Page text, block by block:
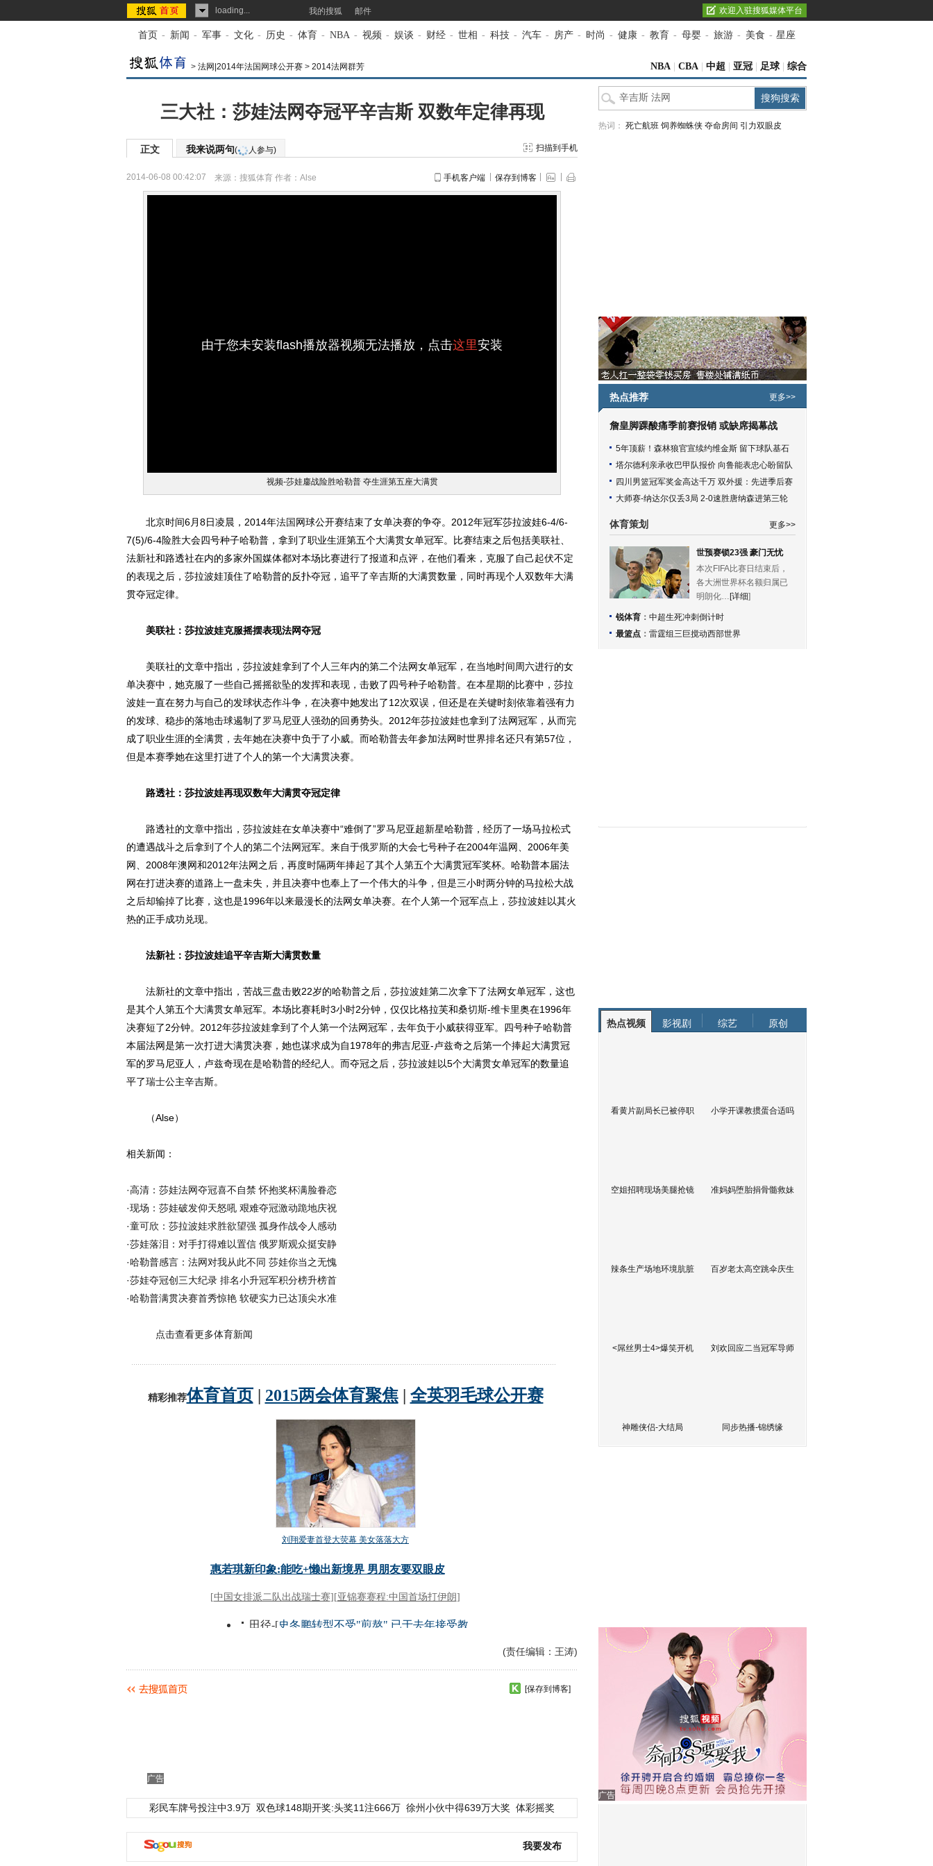
loading... 我的搜狐 邮件 欢迎入驻搜狐媒体平台
首页 - 新闻 - 军事 - 文化 - 历史 - 体育 - NBA - 视频 - 娱谈 - 财经 - 世相 - 科技 - 汽车 - 房产 - 时尚 - 健康 - 教育 - 母婴 - 旅游 - 美食 - 星座
> 法网|2014年法国网球公开赛 > 2014法网群芳 NBA CBA 中超 亚冠 足球 综合
三大社：莎娃法网夺冠平辛吉斯 双数年定律再现
正文 我来说两句( 人参与) 扫描到手机
2014-06-08 00:42:07 来源： 搜狐体育 作者：Alse 手机客户端 保存到博客
由于您未安装flash播放器视频无法播放，点击这里安装
视频-莎娃鏖战险胜哈勒普 夺生涯第五座大满贯
北京时间6月8日凌晨，2014年法国网球公开赛结束了女单决赛的争夺。2012年冠军莎拉波娃6-4/6-
7(5)/6-4险胜大会四号种子哈勒普，拿到了职业生涯第五个大满贯女单冠军。比赛结束之后包括美联社、
法新社和路透社在内的多家外国媒体都对本场比赛进行了报道和点评，在他们看来，克服了自己起伏不定
的表现之后，莎拉波娃顶住了哈勒普的反扑夺冠，追平了辛吉斯的大满贯数量，同时再现个人双数年大满
贯夺冠定律。
美联社：莎拉波娃克服摇摆表现法网夺冠
美联社的文章中指出，莎拉波娃拿到了个人三年内的第二个法网女单冠军，在当地时间周六进行的女
单决赛中，她克服了一些自己摇摇欲坠的发挥和表现，击败了四号种子哈勒普。在本星期的比赛中，莎拉
波娃一直在努力与自己的发球状态作斗争，在决赛中她发出了12次双误，但还是在关键时刻依靠着强有力
的发球、稳步的落地击球遏制了罗马尼亚人强劲的回勇势头。2012年莎拉波娃也拿到了法网冠军，从而完
成了职业生涯的全满贯，去年她在决赛中负于了小威。而哈勒普去年参加法网时世界排名还只有第57位，
但是本赛季她在这里打进了个人的第一个大满贯决赛。
路透社：莎拉波娃再现双数年大满贯夺冠定律
路透社的文章中指出，莎拉波娃在女单决赛中“难倒了”罗马尼亚超新星哈勒普，经历了一场马拉松式
的遭遇战斗之后拿到了个人的第二个法网冠军。来自于俄罗斯的大会七号种子在2004年温网、2006年美
网、2008年澳网和2012年法网之后，再度时隔两年捧起了其个人第五个大满贯冠军奖杯。哈勒普本届法
网在打进决赛的道路上一盘未失，并且决赛中也奉上了一个伟大的斗争，但是三小时两分钟的马拉松大战
之后却输掉了比赛，这也是1996年以来最漫长的法网女单决赛。在个人第一个冠军点上，莎拉波娃以其火
热的正手成功兑现。
法新社：莎拉波娃追平辛吉斯大满贯数量
法新社的文章中指出，苦战三盘击败22岁的哈勒普之后，莎拉波娃第二次拿下了法网女单冠军，这也
是其个人第五个大满贯女单冠军。本场比赛耗时3小时2分钟，仅仅比格拉芙和桑切斯-维卡里奥在1996年
决赛短了2分钟。2012年莎拉波娃拿到了个人第一个法网冠军，去年负于小威获得亚军。四号种子哈勒普
本届法网是第一次打进大满贯决赛，她也谋求成为自1978年的弗吉尼亚-卢兹奇之后第一个捧起大满贯冠
军的罗马尼亚人，卢兹奇现在是哈勒普的经纪人。而夺冠之后，莎拉波娃以5个大满贯女单冠军的数量追
平了瑞士公主辛吉斯。
（Alse）
相关新闻：
·高清：莎娃法网夺冠喜不自禁 怀抱奖杯满脸眷恋
·现场：莎娃破发仰天怒吼 艰难夺冠激动跪地庆祝
·童可欣：莎拉波娃求胜欲望强 孤身作战令人感动
·莎娃落泪：对手打得难以置信 俄罗斯观众挺安静
·哈勒普感言：法网对我从此不同 莎娃你当之无愧
·莎娃夺冠创三大纪录 排名小升冠军积分榜升榜首
·哈勒普满贯决赛首秀惊艳 软硬实力已达顶尖水准
点击查看更多体育新闻
(责任编辑：王涛)
[保存到博客]
广告
彩民车牌号投注中3.9万 双色球148期开奖:头奖11注666万 徐州小伙中得639万大奖 体彩摇奖
我要发布
热词： 死亡航班 饲养蜘蛛侠 夺命房间 引力双眼皮
热点推荐 更多>>
詹皇脚踝酸痛季前赛报销 或缺席揭幕战
5年顶薪！森林狼官宣续约维金斯 留下球队基石
塔尔德利亲承收巴甲队报价 向鲁能表忠心盼留队
四川男篮冠军奖金高达千万 双外援：先进季后赛
大师赛-纳达尔仅丢3局 2-0速胜唐纳森进第三轮
体育策划 更多>>
世预赛锁23强 豪门无忧
本次FIFA比赛日结束后，
各大洲世界杯名额归属已
明朗化… [详细]
锐体育 ： 中超生死冲刺倒计时
最篮点 ： 雷霆组三巨搅动西部世界
热点视频 影视剧 综艺 原创
看黄片副局长已被停职 小学开课教掼蛋合适吗
空姐招聘现场美腿抢镜 准妈妈堕胎捐骨髓救妹
辣条生产场地环境肮脏 百岁老太高空跳伞庆生
<屌丝男士4>爆笑开机 刘欢回应二当冠军导师
神雕侠侣-大结局 同步热播-锦绣缘
广告